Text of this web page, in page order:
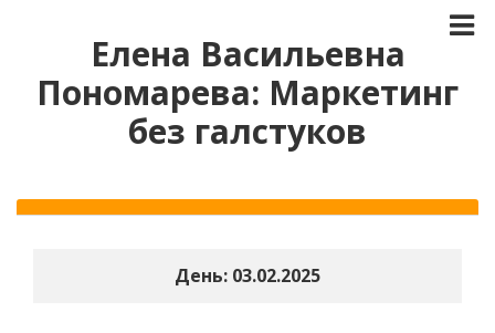
Елена Васильевна
Пономарева: Маркетинг
без галстуков
День: 03.02.2025